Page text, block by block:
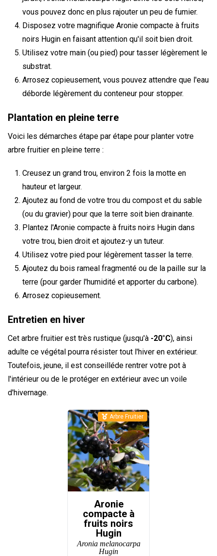
vous pouvez donc en plus rajouter un peu de fumier.
Disposez votre magnifique Aronie compacte à fruits
noirs Hugin en faisant attention qu'il soit bien droit.
Utilisez votre main (ou pied) pour tasser légèrement le
substrat.
Arrosez copieusement, vous pouvez attendre que l'eau
déborde légèrement du conteneur pour stopper.
Plantation en pleine terre
Voici les démarches étape par étape pour planter votre
arbre fruitier en pleine terre :
Creusez un grand trou, environ 2 fois la motte en
hauteur et largeur.
Ajoutez au fond de votre trou du compost et du sable
(ou du gravier) pour que la terre soit bien drainante.
Plantez l'Aronie compacte à fruits noirs Hugin dans
votre trou, bien droit et ajoutez-y un tuteur.
Utilisez votre pied pour légèrement tasser la terre.
Ajoutez du bois rameal fragmenté ou de la paille sur la
terre (pour garder l'humidité et apporter du carbone).
Arrosez copieusement.
Entretien en hiver
Cet arbre fruitier est très rustique (jusqu'à -20°C), ainsi
adulte ce végétal pourra résister tout l'hiver en extérieur.
Toutefois, jeune, il est conseilléde rentrer votre pot à
l'intérieur ou de le protéger en extérieur avec un voile
d'hivernage.
Aronie
compacte à
fruits noirs
Hugin
Aronia melanocarpa
Hugin
Arbre Fruitier